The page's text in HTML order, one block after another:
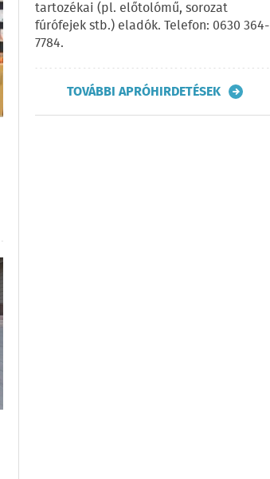
tartozékai (pl. előtolómű, sorozat
fúrófejek stb.) eladók. Telefon: 0630 364-
7784.
TOVÁBBI APRÓHIRDETÉSEK